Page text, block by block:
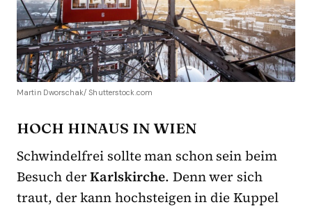
Martin Dworschak/ Shutterstock.com
HOCH HINAUS IN WIEN
Schwindelfrei sollte man schon sein beim
Besuch derKarlskirche. Denn wer sich
traut, der kann hochsteigen in die Kuppel